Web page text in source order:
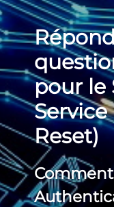
pour le
Reset)